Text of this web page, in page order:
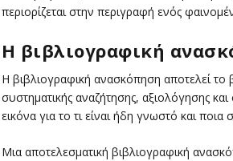
περιορίζεται στην περιγραφή ενός
Η βιβλιογραφική
Η βιβλιογραφική ανασκόπηση αποτελεί
συστηματικής αναζήτησης, αξιολόγησης
εικόνα για το τι είναι ήδη γνωστό και
Μια αποτελεσματική βιβλιογραφική